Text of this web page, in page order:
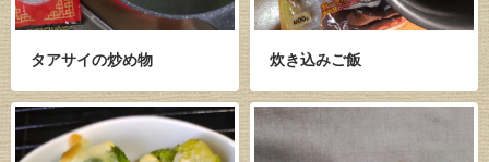
タアサイの炒め物 炊き込みご飯